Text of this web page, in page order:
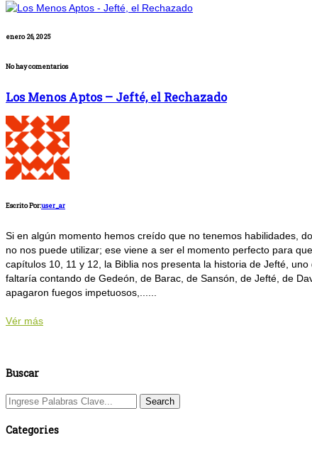
enero 26, 2025
No hay comentarios
Los Menos Aptos – Jefté, el Rechazado
Escrito Por:user_ar
Si en algún momento hemos creído que no tenemos habilidades,
no nos puede utilizar; ese viene a ser el momento perfecto para
capítulos 10, 11 y 12, la Biblia nos presenta la historia de Jefté,
faltaría contando de Gedeón, de Barac, de Sansón, de Jefté, de
apagaron fuegos impetuosos,......
Vér más
Buscar
Categories